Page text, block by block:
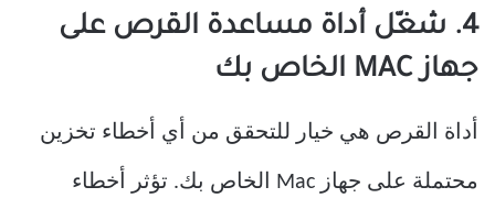
4. شغّل أداة مساعدة القرص على
جهاز MAC الخاص بك
أداة القرص هي خيار للتحقق من أي أخطاء تخزين
محتملة على جهاز Mac الخاص بك. تؤثر أخطاء